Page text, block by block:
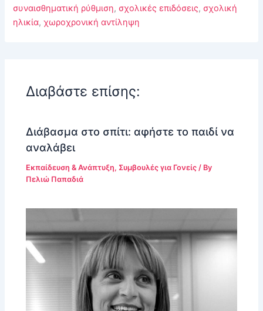
συναισθηματική ρύθμιση, σχολικές επιδόσεις, σχολική
ηλικία,χωροχρονική αντίληψη
Διαβάστε επίσης:
Διάβασμα στο σπίτι: αφήστε το παιδί να
αναλάβει
Εκπαίδευση & Ανάπτυξη, Συμβουλές για Γονείς / By
Πελιώ Παπαδιά